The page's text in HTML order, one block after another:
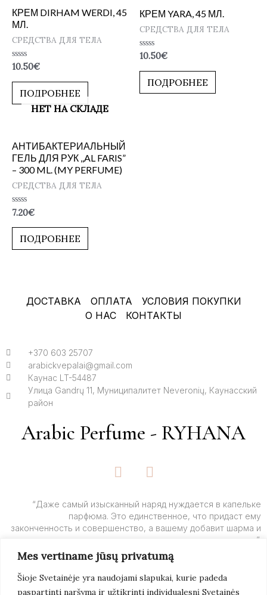
Mes vertiname jūsų privatumą
Šioje Svetainėje yra naudojami slapukai, kurie padeda
paspartinti naršymą ir užtikrinti individualesnį Svetainės
КРЕМ DIRHAM WERDI, 45
МЛ.
СРЕДСТВА ДЛЯ ТЕЛА
Оценка
из
10.50€
ПОДРОБНЕЕ
КРЕМ YARA, 45 МЛ.
СРЕДСТВА ДЛЯ ТЕЛА
Оценка
из
10.50€
ПОДРОБНЕЕ
НЕТ НА СКЛАДЕ
АНТИБАКТЕРИАЛЬНЫЙ
ГЕЛЬ ДЛЯ РУК ,,AL FARIS”
– 300 ML. (MY PERFUME)
СРЕДСТВА ДЛЯ ТЕЛА
Оценка
из
7.20€
ПОДРОБНЕЕ
ДОСТАВКА ОПЛАТА
УСЛОВИЯ ПОКУПКИ
О НАС
КОНТАКТЫ
+370 603 25707
arabickvepalai@gmail.com
Каунас LT-54487
Улица Gandrų 11, Муниципалитет Neveronių, Каунасский
район
Arabic Perfume - RYHANA
F
a
e
b
o
o
k
-
I
n
t
a
g
r
a
m
“Даже самый изысканный наряд нуждается в капельке
парфюма. Это единственное, что придаст ему
законченность и совершенство, а вашему добавит шарма и
очарования”.